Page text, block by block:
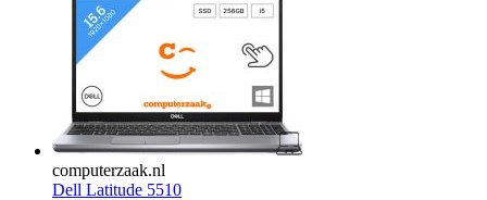
computerzaak.nl
Dell Latitude 5510